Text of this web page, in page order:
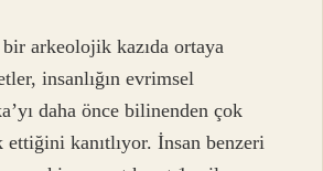
bir arkeolojik kazıda ortaya
insanlığın evrimsel
daha önce bilinenden çok
ettiğini kanıtlıyor. İnsan benzeri